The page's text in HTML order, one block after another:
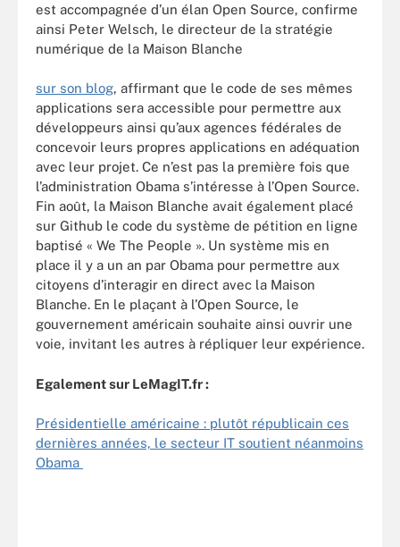
est accompagnée d’un élan Open Source, confirme
ainsi Peter Welsch, le directeur de la stratégie
numérique de la Maison Blanche
sur son blog, affirmant que le code de ses mêmes
applications sera accessible pour permettre aux
développeurs ainsi qu’aux agences fédérales de
concevoir leurs propres applications en adéquation
avec leur projet. Ce n’est pas la première fois que
l’administration Obama s’intéresse à l’Open Source.
Fin août, la Maison Blanche avait également placé
sur Github le code du système de pétition en ligne
baptisé « We The People ». Un système mis en
place il y a un an par Obama pour permettre aux
citoyens d’interagir en direct avec la Maison
Blanche. En le plaçant à l’Open Source, le
gouvernement américain souhaite ainsi ouvrir une
voie, invitant les autres à répliquer leur expérience.
Egalement sur LeMagIT.fr :
Présidentielle américaine : plutôt républicain ces
dernières années, le secteur IT soutient néanmoins
Obama